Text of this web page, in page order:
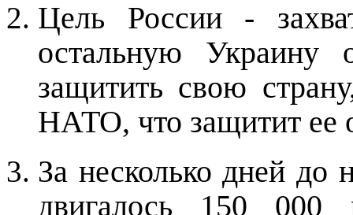
Цель России -
остальную
защитить свою
НАТО, что защитит ее
За несколько дней до
двигалось 150 000